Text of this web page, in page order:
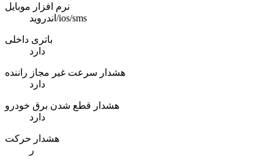
نرم افزار موبایل
اندروید/ios/sms
باتری داخلی
دارد
هشدار سرعت غیر مجاز راننده
دارد
هشدار قطع شدن برق خودرو
دارد
هشدار حرکت
ر